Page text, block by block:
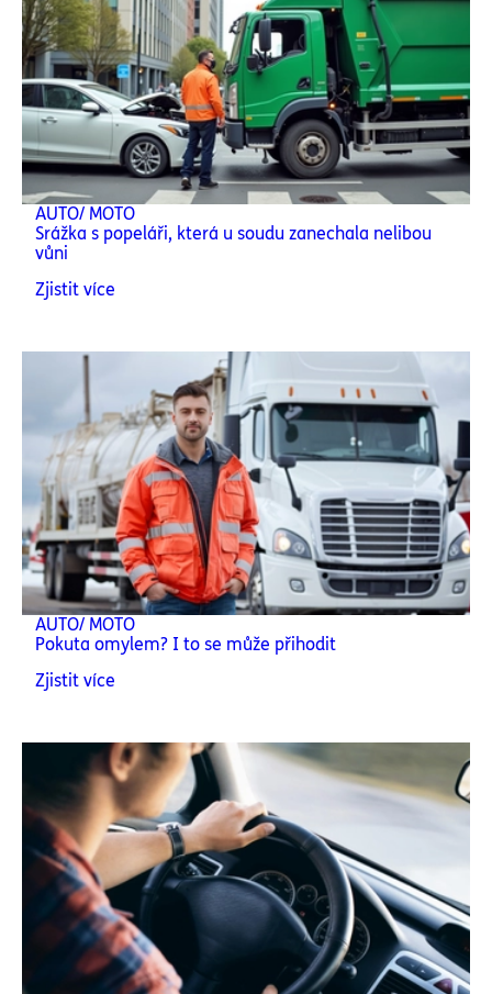
AUTO/ MOTO
Srážka s popeláři, která u soudu zanechala nelibou
vůni
Zjistit více
AUTO/ MOTO
Pokuta omylem? I to se může přihodit
Zjistit více